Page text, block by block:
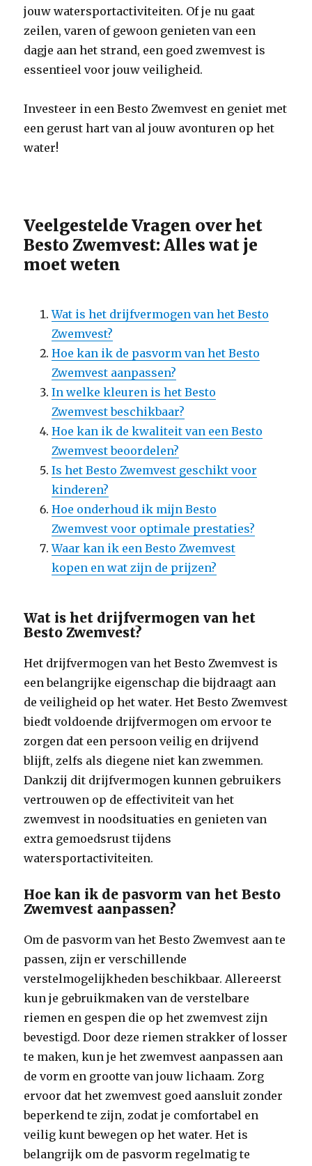
jouw watersportactiviteiten. Of je nu gaat
zeilen, varen of gewoon genieten van een
dagje aan het strand, een goed zwemvest is
essentieel voor jouw veiligheid.
Investeer in een Besto Zwemvest en geniet met
een gerust hart van al jouw avonturen op het
water!
Veelgestelde Vragen over het
Besto Zwemvest: Alles wat je
moet weten
Wat is het drijfvermogen van het Besto
Zwemvest?
Hoe kan ik de pasvorm van het Besto
Zwemvest aanpassen?
In welke kleuren is het Besto
Zwemvest beschikbaar?
Hoe kan ik de kwaliteit van een Besto
Zwemvest beoordelen?
Is het Besto Zwemvest geschikt voor
kinderen?
Hoe onderhoud ik mijn Besto
Zwemvest voor optimale prestaties?
Waar kan ik een Besto Zwemvest
kopen en wat zijn de prijzen?
Wat is het drijfvermogen van het
Besto Zwemvest?
Het drijfvermogen van het Besto Zwemvest is
een belangrijke eigenschap die bijdraagt aan
de veiligheid op het water. Het Besto Zwemvest
biedt voldoende drijfvermogen om ervoor te
zorgen dat een persoon veilig en drijvend
blijft, zelfs als diegene niet kan zwemmen.
Dankzij dit drijfvermogen kunnen gebruikers
vertrouwen op de effectiviteit van het
zwemvest in noodsituaties en genieten van
extra gemoedsrust tijdens
watersportactiviteiten.
Hoe kan ik de pasvorm van het Besto
Zwemvest aanpassen?
Om de pasvorm van het Besto Zwemvest aan te
passen, zijn er verschillende
verstelmogelijkheden beschikbaar. Allereerst
kun je gebruikmaken van de verstelbare
riemen en gespen die op het zwemvest zijn
bevestigd. Door deze riemen strakker of losser
te maken, kun je het zwemvest aanpassen aan
de vorm en grootte van jouw lichaam. Zorg
ervoor dat het zwemvest goed aansluit zonder
beperkend te zijn, zodat je comfortabel en
veilig kunt bewegen op het water. Het is
belangrijk om de pasvorm regelmatig te